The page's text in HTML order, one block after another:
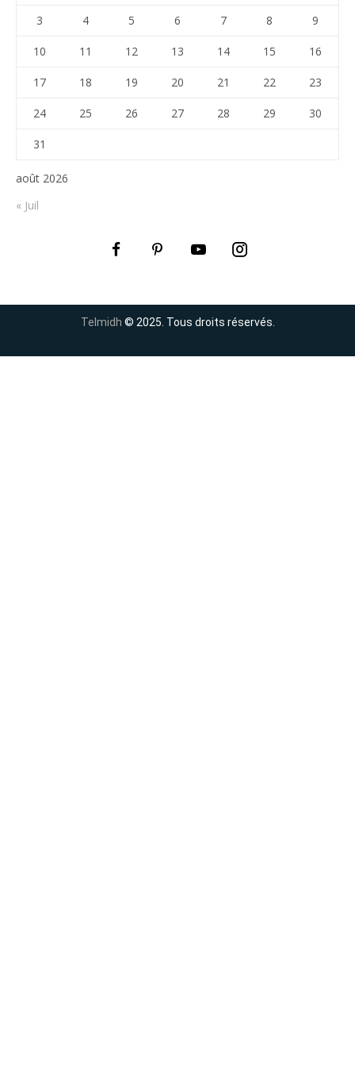
août 2026
3 4 5 6 7 8 9
10 11 12 13 14 15 16
17 18 19 20 21 22 23
24 25 26 27 28 29 30
31
« Juil
Telmidh © 2025. Tous droits réservés.